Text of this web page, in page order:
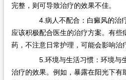
完整，则可导致治疗的效果不佳。
4.病人不配合：白癜风的治
应该积极配合医生的治疗方案。有些
药，不注意日常护理，可能会影响治
5.环境与生活习惯：环境与
治疗的效果。例如，暴露在阳光下有